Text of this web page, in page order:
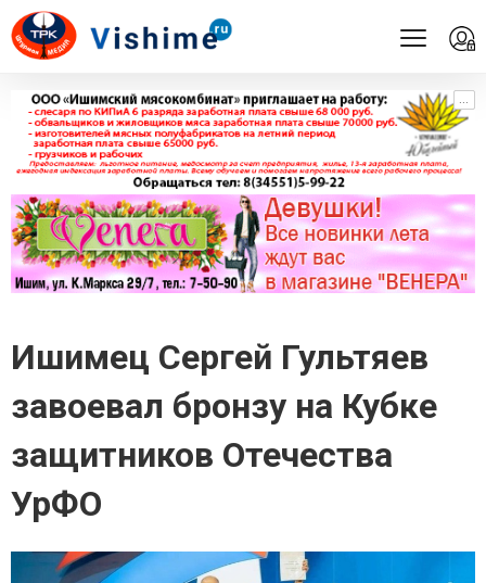
...
...
Ишимец Сергей Гультяев
завоевал бронзу на Кубке
защитников Отечества
УрФО